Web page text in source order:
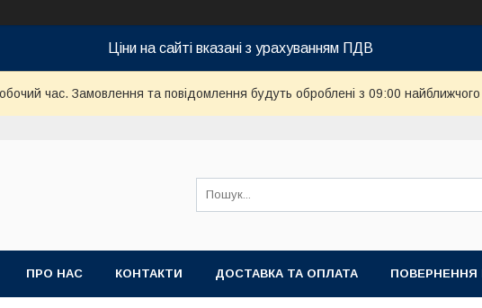
Ціни на сайті вказані з урахуванням ПДВ
час. Замовлення та повідомлення будуть оброблені з 09:00
ПРО НАС КОНТАКТИ ДОСТАВКА ТА ОПЛАТА ПОВЕРНЕННЯ